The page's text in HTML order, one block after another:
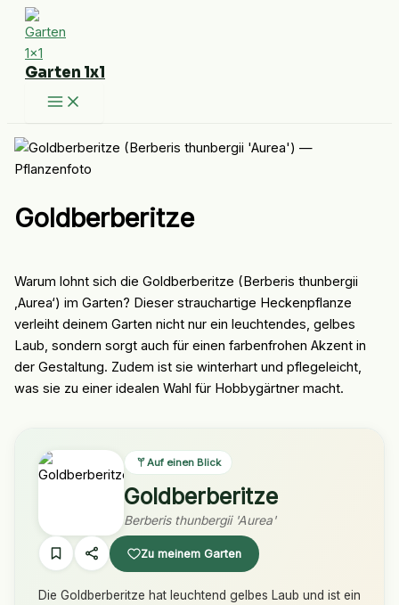
Zum
Inhalt
springen
Garten 1x1
Goldberberitze
Warum lohnt sich die Goldberberitze (Berberis thunbergii
‚Aurea‘) im Garten? Dieser strauchartige Heckenpflanze
verleiht deinem Garten nicht nur ein leuchtendes, gelbes
Laub, sondern sorgt auch für einen farbenfrohen Akzent in
der Gestaltung. Zudem ist sie winterhart und pflegeleicht,
was sie zu einer idealen Wahl für Hobbygärtner macht.
Auf einen Blick
Goldberberitze
Berberis thunbergii 'Aurea'
Zu meinem Garten
Die Goldberberitze hat leuchtend gelbes Laub und ist ein